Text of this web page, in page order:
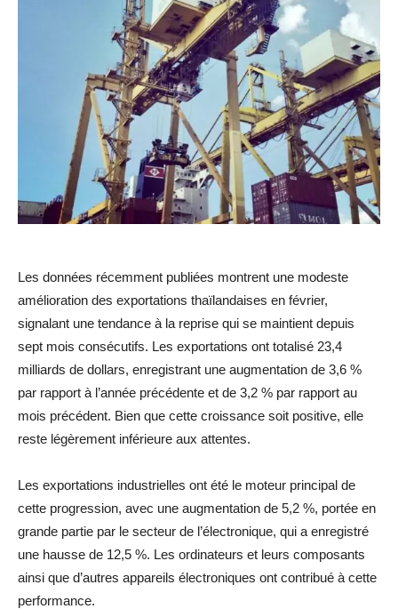
Les données récemment publiées montrent une modeste
amélioration des exportations thaïlandaises en février,
signalant une tendance à la reprise qui se maintient depuis
sept mois consécutifs. Les exportations ont totalisé 23,4
milliards de dollars, enregistrant une augmentation de 3,6 %
par rapport à l’année précédente et de 3,2 % par rapport au
mois précédent. Bien que cette croissance soit positive, elle
reste légèrement inférieure aux attentes.
Les exportations industrielles ont été le moteur principal de
cette progression, avec une augmentation de 5,2 %, portée en
grande partie par le secteur de l’électronique, qui a enregistré
une hausse de 12,5 %. Les ordinateurs et leurs composants
ainsi que d’autres appareils électroniques ont contribué à cette
performance.